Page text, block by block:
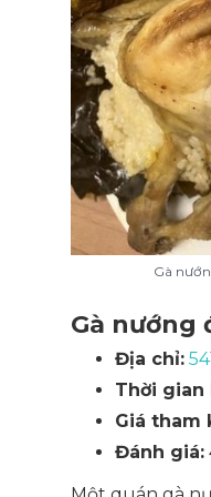
Gà
Gà nướng
Địa chỉ:
Thời gian
Giá tham
Đánh giá: